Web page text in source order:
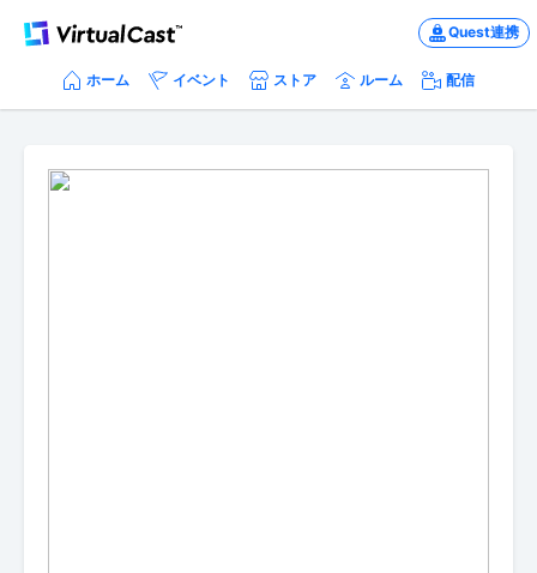
Quest連携
ホーム イベント ストア ルーム 配信